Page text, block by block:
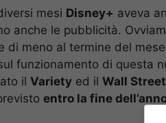
mesi Disney+ aveva
anche le pubblicità.
di meno al termine del
funzionamento di questa
il Variety ed il Wall
entro la fine